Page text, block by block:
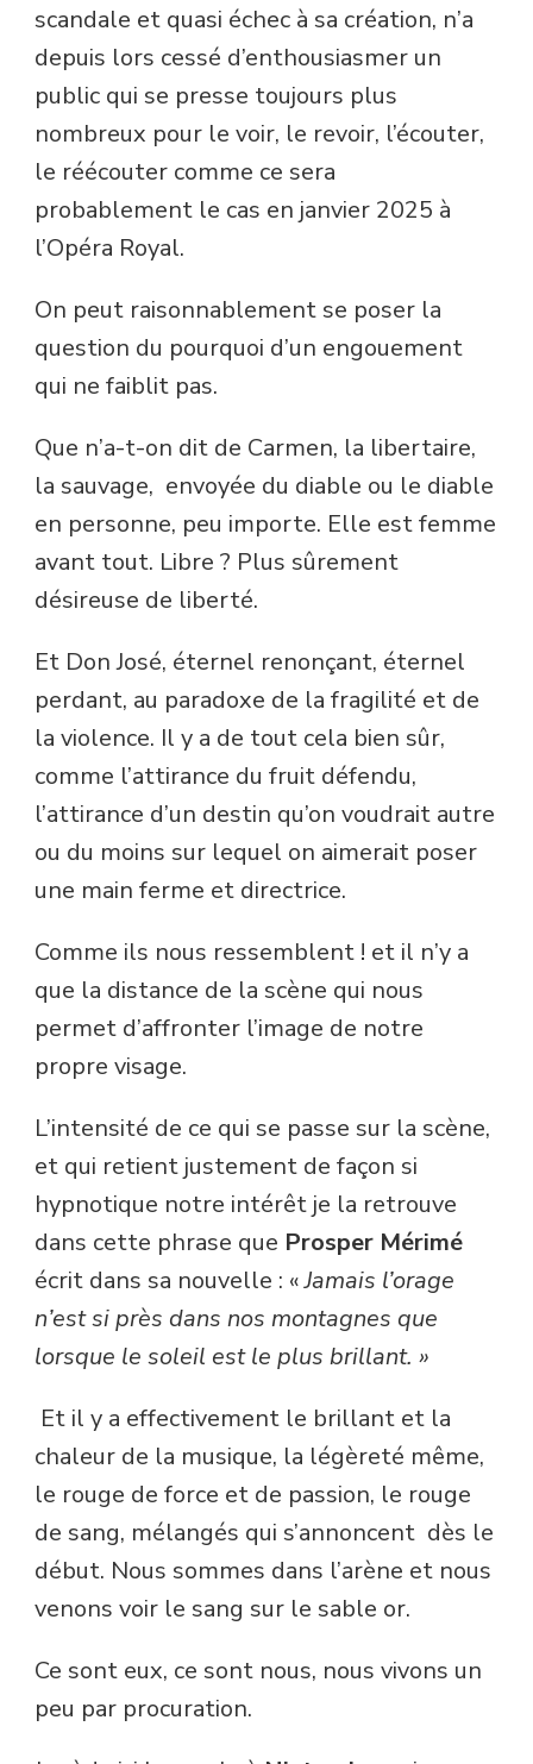
scandale et quasi échec à sa création, n’a
depuis lors cessé d’enthousiasmer un
public qui se presse toujours plus
nombreux pour le voir, le revoir, l’écouter,
le réécouter comme ce sera
probablement le cas en janvier 2025 à
l’Opéra Royal.
On peut raisonnablement se poser la
question du pourquoi d’un engouement
qui ne faiblit pas.
Que n’a-t-on dit de Carmen, la libertaire,
la sauvage, envoyée du diable ou le diable
en personne, peu importe. Elle est femme
avant tout. Libre ? Plus sûrement
désireuse de liberté.
Et Don José, éternel renonçant, éternel
perdant, au paradoxe de la fragilité et de
la violence. Il y a de tout cela bien sûr,
comme l’attirance du fruit défendu,
l’attirance d’un destin qu’on voudrait autre
ou du moins sur lequel on aimerait poser
une main ferme et directrice.
Comme ils nous ressemblent ! et il n’y a
que la distance de la scène qui nous
permet d’affronter l’image de notre
propre visage.
L’intensité de ce qui se passe sur la scène,
et qui retient justement de façon si
hypnotique notre intérêt je la retrouve
dans cette phrase que Prosper Mérimé
écrit dans sa nouvelle : «Jamais l’orage
n’est si près dans nos montagnes que
lorsque le soleil est le plus brillant. »
Et il y a effectivement le brillant et la
chaleur de la musique, la légèreté même,
le rouge de force et de passion, le rouge
de sang, mélangés qui s’annoncent dès le
début. Nous sommes dans l’arène et nous
venons voir le sang sur le sable or.
Ce sont eux, ce sont nous, nous vivons un
peu par procuration.